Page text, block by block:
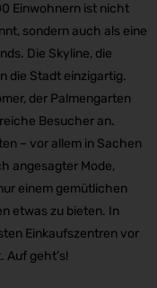
Einwohnern ist nicht
sondern auch als eine
Die Skyline, die
die Stadt einzigartig.
der Palmengarten
Besucher an.
– vor allem in Sachen
angesagter Mode,
einem gemütlichen
etwas zu bieten. In
Einkaufszentren vor
Auf geht’s!